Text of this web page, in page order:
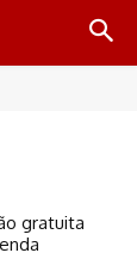
gratuita